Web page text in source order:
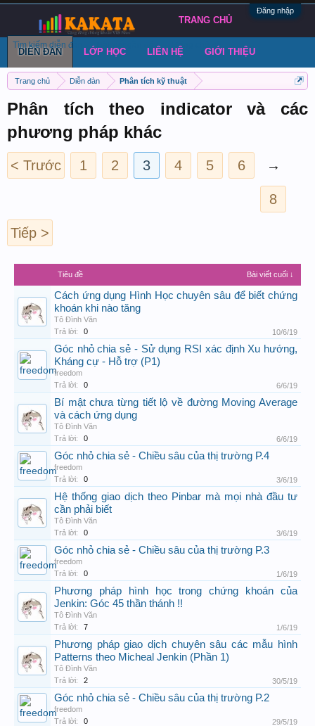
Đăng nhập
Trang chủ Diễn đàn Phân tích kỹ thuật
Phân tích theo indicator và các
phương pháp khác
< Trước 1 2 3 4 5 6 →
8
Tiếp >
Tiêu đề Bài viết cuối ↓
Cách ứng dụng Hình Học chuyên sâu để biết chứng
khoán khi nào tăng
Tô Đình Văn
Trả lời:
0 10/6/19
Góc nhỏ chia sẻ - Sử dụng RSI xác định Xu hướng,
Kháng cự - Hỗ trợ (P1)
freedom
Trả lời:
0 6/6/19
Bí mật chưa từng tiết lộ về đường Moving Average
và cách ứng dụng
Tô Đình Văn
Trả lời:
0 6/6/19
Góc nhỏ chia sẻ - Chiều sâu của thị trường P.4
freedom
Trả lời:
0 3/6/19
Hệ thống giao dịch theo Pinbar mà mọi nhà đầu tư
cần phải biết
Tô Đình Văn
Trả lời:
0 3/6/19
Góc nhỏ chia sẻ - Chiều sâu của thị trường P.3
freedom
Trả lời:
0 1/6/19
Phương pháp hình học trong chứng khoán của
Jenkin: Góc 45 thần thánh !!
Tô Đình Văn
Trả lời:
7 1/6/19
Phương pháp giao dịch chuyên sâu các mẫu hình
Patterns theo Micheal Jenkin (Phần 1)
Tô Đình Văn
Trả lời:
2 30/5/19
Góc nhỏ chia sẻ - Chiều sâu của thị trường P.2
freedom
Trả lời:
0 29/5/19
TRANG CHỦ
DIỄN ĐÀN
Tìm kiếm diễn đàn Bài viết gần đây Đăng chủ đề
LỚP HỌC LIÊN HỆ GIỚI THIỆU